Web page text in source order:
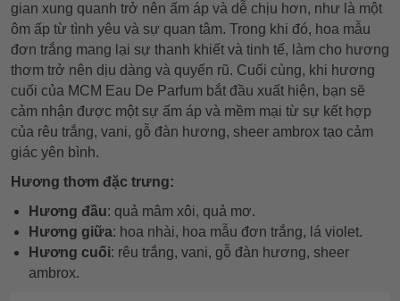
gian xung quanh trở nên ấm áp và dễ chịu hơn, như là một
ôm ấp từ tình yêu và sự quan tâm. Trong khi đó, hoa mẫu
đơn trắng mang lại sự thanh khiết và tinh tế, làm cho hương
thơm trở nên dịu dàng và quyến rũ. Cuối cùng, khi hương
cuối của MCM Eau De Parfum bắt đầu xuất hiện, bạn sẽ
cảm nhận được một sự ấm áp và mềm mại từ sự kết hợp
của rêu trắng, vani, gỗ đàn hương, sheer ambrox tạo cảm
giác yên bình.
Hương thơm đặc trưng:
Hương đầu: quả mâm xôi, quả mơ.
Hương giữa: hoa nhài, hoa mẫu đơn trắng, lá violet.
Hương cuối: rêu trắng, vani, gỗ đàn hương, sheer
ambrox.